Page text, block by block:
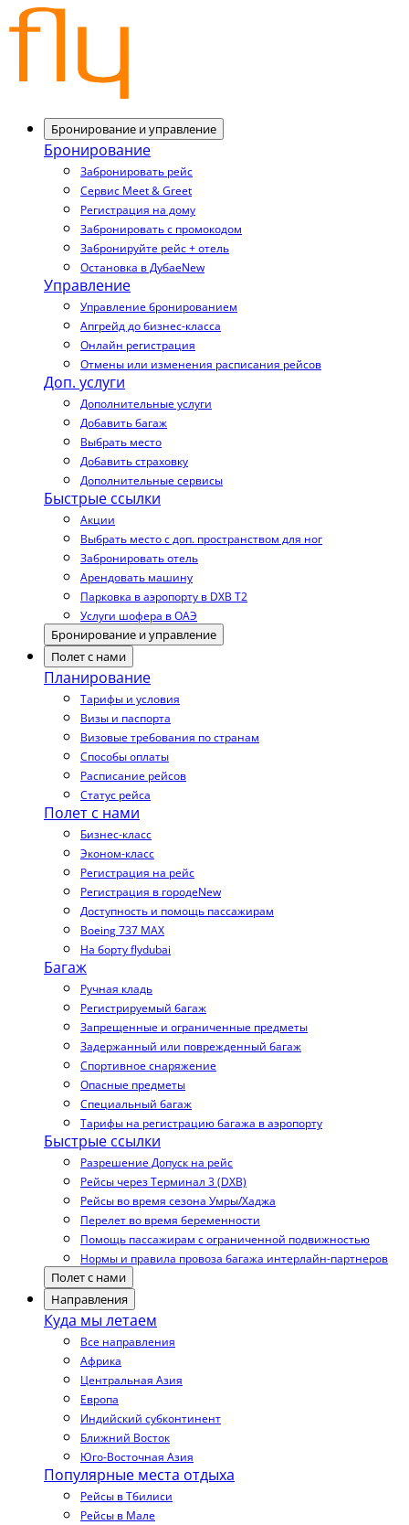
Бронирование и управление
Бронирование
Забронировать рейс
Сервис Meet & Greet
Регистрация на дому
Забронировать с промокодом
Забронируйте рейс + отель
Остановка в ДубаеNew
Управление
Управление бронированием
Апгрейд до бизнес-класса
Онлайн регистрация
Отмены или изменения расписания рейсов
Доп. услуги
Дополнительные услуги
Добавить багаж
Выбрать место
Добавить страховку
Дополнительные сервисы
Быстрые ссылки
Акции
Выбрать место с доп. пространством для ног
Забронировать отель
Арендовать машину
Парковка в аэропорту в DXB T2
Услуги шофера в ОАЭ
Бронирование и управление
Полет с нами
Планирование
Тарифы и условия
Визы и паспорта
Визовые требования по странам
Способы оплаты
Расписание рейсов
Статус рейса
Полет с нами
Бизнес-класс
Эконом-класс
Регистрация на рейс
Регистрация в городеNew
Доступность и помощь пассажирам
Boeing 737 MAX
На борту flydubai
Багаж
Ручная кладь
Регистрируемый багаж
Запрещенные и ограниченные предметы
Задержанный или поврежденный багаж
Спортивное снаряжение
Опасные предметы
Специальный багаж
Тарифы на регистрацию багажа в аэропорту
Быстрые ссылки
Разрешение Допуск на рейс
Рейсы через Терминал 3 (DXB)
Рейсы во время сезона Умры/Хаджа
Перелет во время беременности
Помощь пассажирам с ограниченной подвижностью
Нормы и правила провоза багажа интерлайн-партнеров
Полет с нами
Направления
Куда мы летаем
Все направления
Африка
Центральная Азия
Европа
Индийский субконтинент
Ближний Восток
Юго-Восточная Азия
Популярные места отдыха
Рейсы в Тбилиси
Рейсы в Мале